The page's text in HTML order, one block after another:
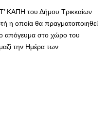
ΚΑΠΗ του Δήμου Τρικκαίων
η οποία θα πραγματοποιηθεί
απόγευμα στο χώρο του
την Ημέρα των